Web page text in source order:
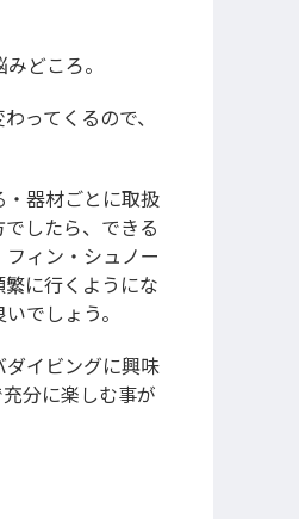
どころ。
ってくるので、
・器材ごとに取扱
したら、できる
ィン・シュノー
に行くようにな
でしょう。
イビングに興味
分に楽しむ事が